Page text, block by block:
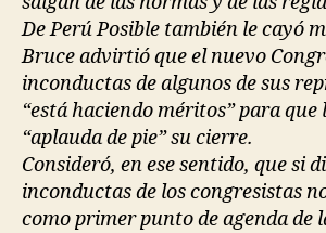
De Perú Posible también le cayó
Bruce advirtió que el nuevo
inconductas de algunos de sus
“está haciendo méritos” para que
“aplauda de pie” su cierre.
Consideró, en ese sentido, que si
inconductas de los congresistas
como primer punto de agenda de